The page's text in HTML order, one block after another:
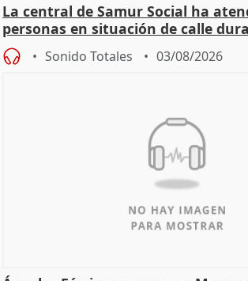
La central de Samur Social ha
personas en situación de calle
de Calor
Sonido Totales 03/08/2026